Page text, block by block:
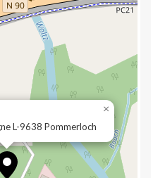
L-9638 Pommerloch
×